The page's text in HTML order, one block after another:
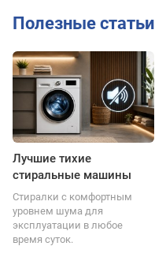
Полезные статьи
Лучшие тихие
стиральные машины
Стиралки с комфортным
уровнем шума для
эксплуатации в любое
время суток.